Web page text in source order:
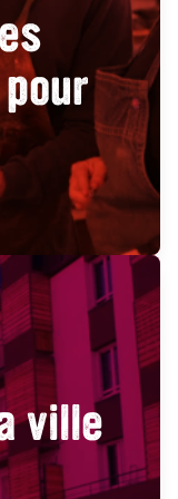
ville